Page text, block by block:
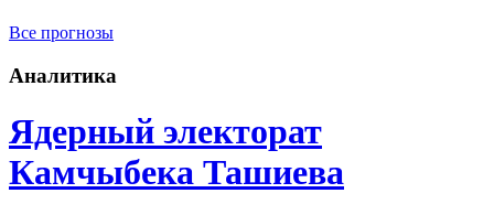
Все прогнозы
Аналитика
Ядерный электорат
Камчыбека Ташиева